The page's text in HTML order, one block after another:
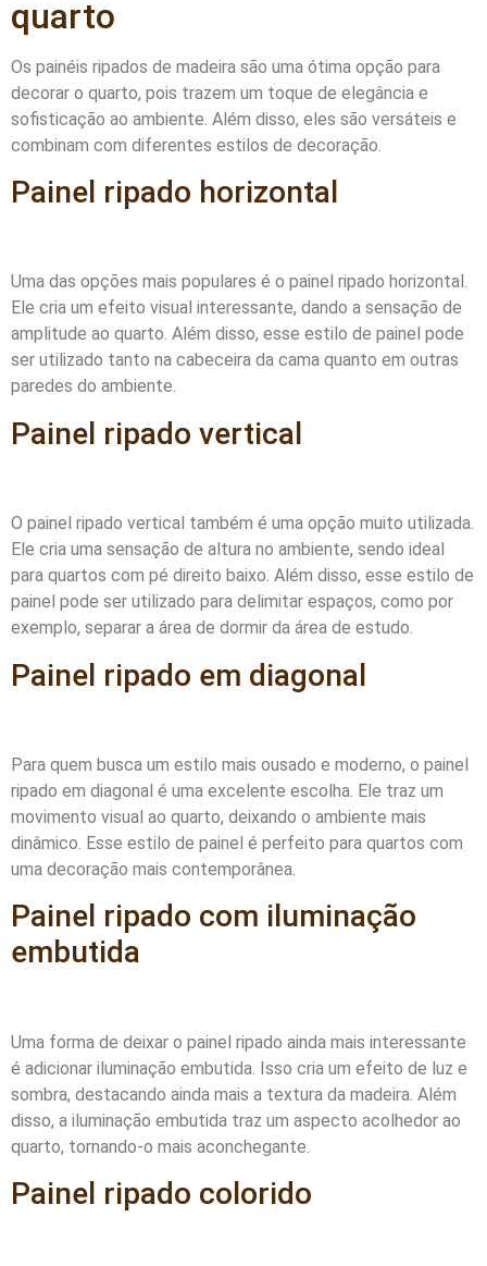
quarto
Os painéis ripados de madeira são uma ótima opção para
decorar o quarto, pois trazem um toque de elegância e
sofisticação ao ambiente. Além disso, eles são versáteis e
combinam com diferentes estilos de decoração.
Painel ripado horizontal
Uma das opções mais populares é o painel ripado horizontal.
Ele cria um efeito visual interessante, dando a sensação de
amplitude ao quarto. Além disso, esse estilo de painel pode
ser utilizado tanto na cabeceira da cama quanto em outras
paredes do ambiente.
Painel ripado vertical
O painel ripado vertical também é uma opção muito utilizada.
Ele cria uma sensação de altura no ambiente, sendo ideal
para quartos com pé direito baixo. Além disso, esse estilo de
painel pode ser utilizado para delimitar espaços, como por
exemplo, separar a área de dormir da área de estudo.
Painel ripado em diagonal
Para quem busca um estilo mais ousado e moderno, o painel
ripado em diagonal é uma excelente escolha. Ele traz um
movimento visual ao quarto, deixando o ambiente mais
dinâmico. Esse estilo de painel é perfeito para quartos com
uma decoração mais contemporânea.
Painel ripado com iluminação
embutida
Uma forma de deixar o painel ripado ainda mais interessante
é adicionar iluminação embutida. Isso cria um efeito de luz e
sombra, destacando ainda mais a textura da madeira. Além
disso, a iluminação embutida traz um aspecto acolhedor ao
quarto, tornando-o mais aconchegante.
Painel ripado colorido